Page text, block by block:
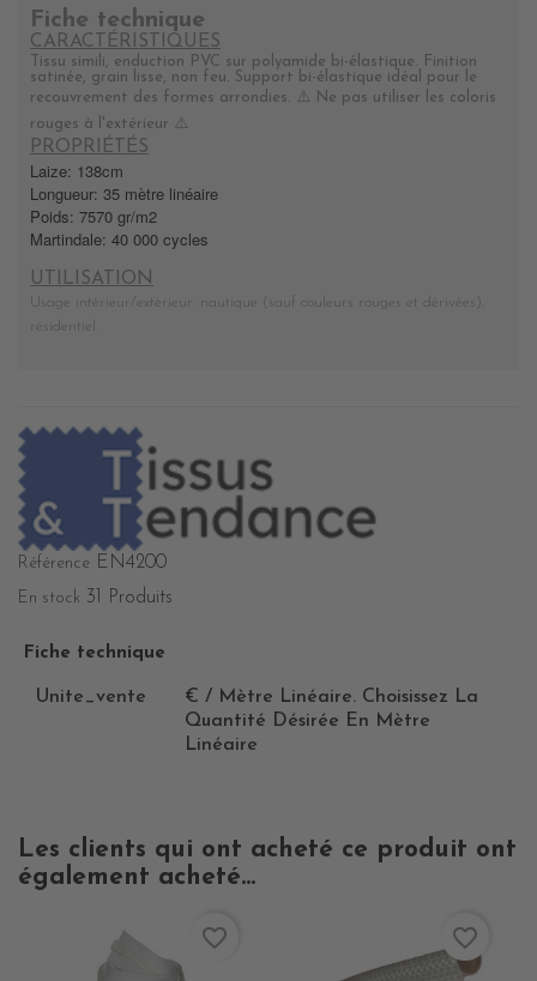
Fiche technique
CARACTÉRISTIQUES
Tissu simili, enduction PVC sur polyamide bi-élastique. Finition
satinée, grain lisse, non feu. Support bi-élastique idéal pour le
recouvrement des formes arrondies. ⚠️
Ne pas utiliser les coloris
rouges à l'extérieur ⚠️
PROPRIÉTÉS
Laize: 138cm
Longueur: 35 mètre linéaire
Poids: 7570 gr/m2
Martindale: 40 000 cycles
UTILISATION
Usage intérieur/extérieur: nautique (sauf couleurs rouges et dérivées),
résidentiel.
Référence EN4200
En stock 31 Produits
Fiche technique
Unite_vente
€ / Mètre Linéaire. Choisissez La
Quantité Désirée En Mètre
Linéaire
Les clients qui ont acheté ce produit ont
également acheté...
favorite_border favorite_border